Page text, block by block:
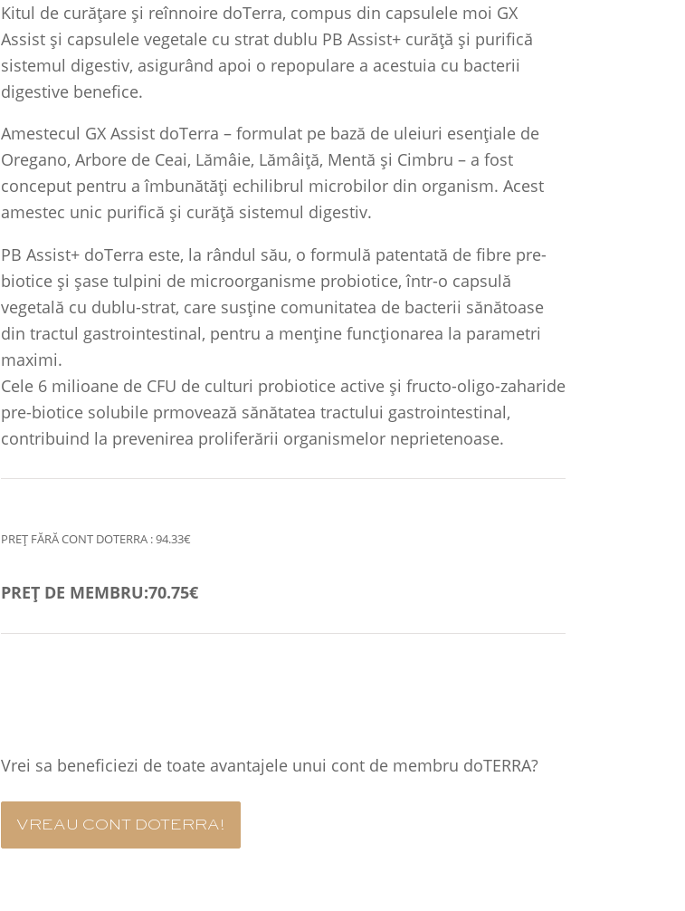
Kitul de curățare și reînnoire doTerra, compus din capsulele moi GX
Assist și capsulele vegetale cu strat dublu PB Assist+ curăță și purifică
sistemul digestiv, asigurând apoi o repopulare a acestuia cu bacterii
digestive benefice.
Amestecul GX Assist doTerra – formulat pe bază de uleiuri esențiale de
Oregano, Arbore de Ceai, Lămâie, Lămâiță, Mentă și Cimbru – a fost
conceput pentru a îmbunătăți echilibrul microbilor din organism. Acest
amestec unic purifică și curăță sistemul digestiv.
PB Assist+ doTerra este, la rândul său, o formulă patentată de fibre pre-
biotice și șase tulpini de microorganisme probiotice, într-o capsulă
vegetală cu dublu-strat, care susține comunitatea de bacterii sănătoase
din tractul gastrointestinal, pentru a menține funcționarea la parametri
maximi.
Cele 6 milioane de CFU de culturi probiotice active și fructo-oligo-zaharide
pre-biotice solubile prmovează sănătatea tractului gastrointestinal,
contribuind la prevenirea proliferării organismelor neprietenoase.
PREȚ FĂRĂ CONT DOTERRA : 94.33€
PREȚ DE MEMBRU:70.75€
Vrei sa beneficiezi de toate avantajele unui cont de membru doTERRA?
VREAU CONT DOTERRA!